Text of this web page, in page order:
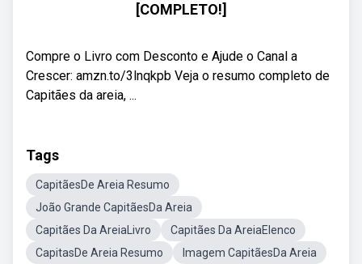
[COMPLETO!]
Compre o Livro com Desconto e Ajude o Canal a
Crescer: amzn.to/3lnqkpb Veja o resumo completo de
Capitães da areia, ...
Tags
CapitãesDe Areia Resumo
João Grande CapitãesDa Areia
Capitães Da AreiaLivro
Capitães Da AreiaElenco
CapitasDe Areia Resumo
Imagem CapitãesDa Areia